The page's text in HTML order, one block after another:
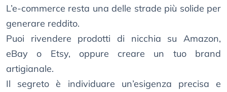
L’e-commerce resta una delle strade più solide per
generare reddito.
Puoi rivendere prodotti di nicchia su Amazon,
eBay o Etsy, oppure creare un tuo brand
artigianale.
Il segreto è individuare un’esigenza precisa e